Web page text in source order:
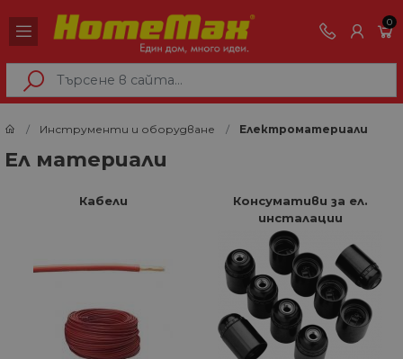
0
Инструменти и оборудване Електроматериали
Ел материали
Кабели
Консумативи за ел.
инсталации